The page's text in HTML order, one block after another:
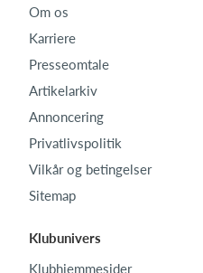
Om os
Karriere
Presseomtale
Artikelarkiv
Annoncering
Privatlivspolitik
Vilkår og betingelser
Sitemap
Klubunivers
Klubhjemmesider